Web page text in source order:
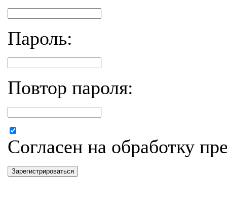
Пароль:
Повтор пароля:
Согласен на обработку
Зарегистрироваться